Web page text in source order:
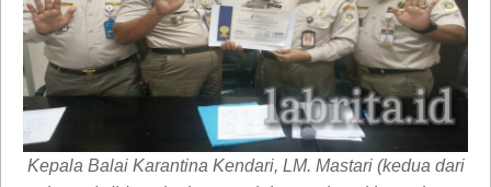
Kepala Balai Karantina Kendari, LM. Mastari (kedua dari